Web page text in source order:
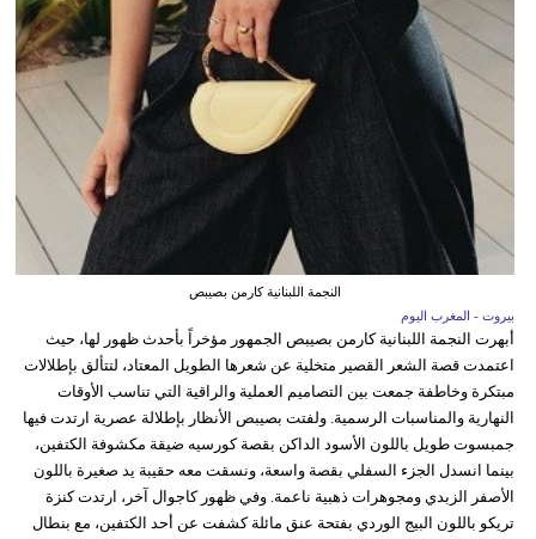
النجمة اللبنانية كارمن بصيبص
بيروت - المغرب اليوم
أبهرت النجمة اللبنانية كارمن بصيبص الجمهور مؤخراً بأحدث ظهور لها، حيث
اعتمدت قصة الشعر القصير متخلية عن شعرها الطويل المعتاد، لتتألق بإطلالات
مبتكرة وخاطفة جمعت بين التصاميم العملية والراقية التي تناسب الأوقات
النهارية والمناسبات الرسمية. ولفتت بصيبص الأنظار بإطلالة عصرية ارتدت فيها
جمبسوت طويل باللون الأسود الداكن بقصة كورسيه ضيقة مكشوفة الكتفين،
بينما انسدل الجزء السفلي بقصة واسعة، ونسقت معه حقيبة يد صغيرة باللون
الأصفر الزبدي ومجوهرات ذهبية ناعمة. وفي ظهور كاجوال آخر، ارتدت كنزة
تريكو باللون البيج الوردي بفتحة عنق مائلة كشفت عن أحد الكتفين، مع بنطال